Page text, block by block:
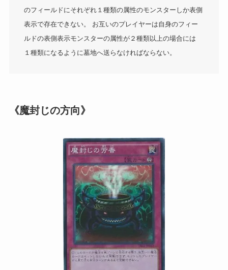
のフィールドにそれぞれ１種類の属性のモンスターしか表側
表示で存在できない。 お互いのプレイヤーは自身のフィー
ルドの表側表示モンスターの属性が２種類以上の場合には
１種類になるように墓地へ送らなければならない。
《魔封じの方向》